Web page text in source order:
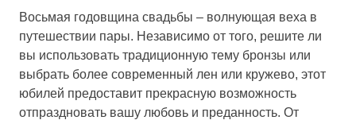
Восьмая годовщина свадьбы – волнующая веха в
путешествии пары. Независимо от того, решите ли
вы использовать традиционную тему бронзы или
выбрать более современный лен или кружево, этот
юбилей предоставит прекрасную возможность
отпраздновать вашу любовь и преданность. От